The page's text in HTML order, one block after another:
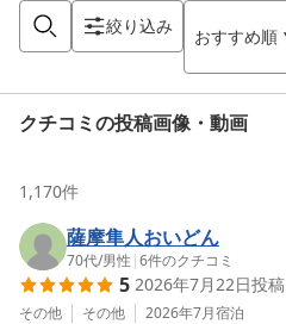
絞り込み おすすめ順
クチコミの投稿画像・動画
1,170件
薩摩隼人おいどん
70代/男性 |6件のクチコミ
5 2026年7月22日投稿
その他 その他 2026年7月宿泊